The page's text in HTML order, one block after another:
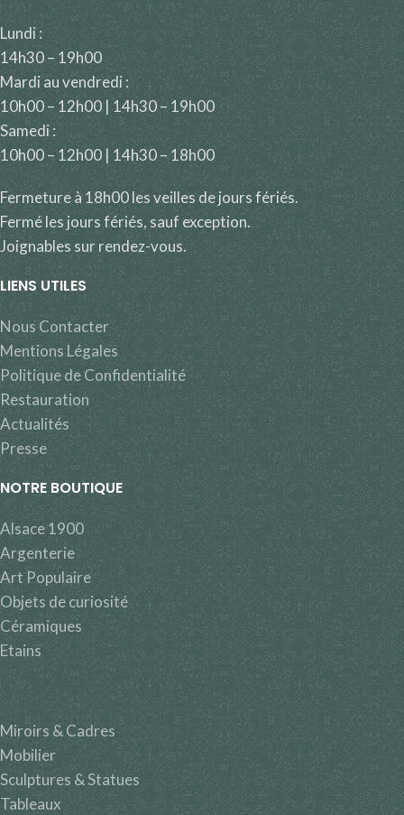
Lundi :
14h30 – 19h00
Mardi au vendredi :
10h00 – 12h00 | 14h30 – 19h00
Samedi :
10h00 – 12h00 | 14h30 – 18h00
Fermeture à 18h00 les veilles de jours fériés.
Fermé les jours fériés, sauf exception.
Joignables sur rendez-vous.
LIENS UTILES
Nous Contacter
Mentions Légales
Politique de Confidentialité
Restauration
Actualités
Presse
NOTRE BOUTIQUE
Alsace 1900
Argenterie
Art Populaire
Objets de curiosité
Céramiques
Etains
Miroirs & Cadres
Mobilier
Sculptures & Statues
Tableaux